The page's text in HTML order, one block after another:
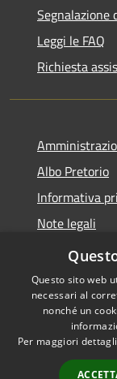
Segnalazione
Leggi le FAQ
Richiesta
Albo Pretorio
Informativa
Note legali
Accessibilità
Questo sito web
necessari al
nonché un
Per maggiori